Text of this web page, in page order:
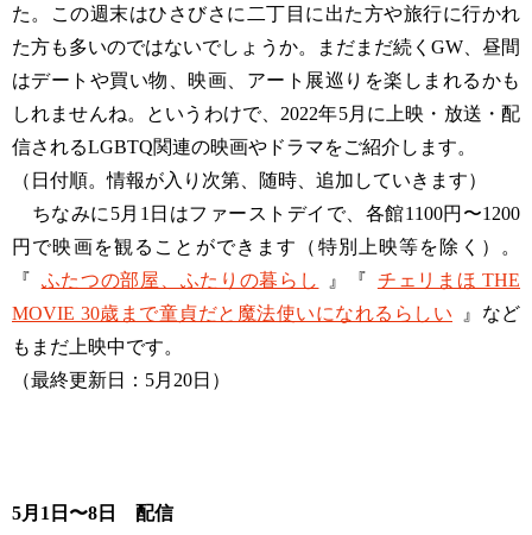
た。この週末はひさびさに二丁目に出た方や旅行に行かれ
た方も多いのではないでしょうか。まだまだ続くGW、昼間
はデートや買い物、映画、アート展巡りを楽しまれるかも
しれませんね。というわけで、2022年5月に上映・放送・配
信されるLGBTQ関連の映画やドラマをご紹介します。
（日付順。情報が入り次第、随時、追加していきます）
ちなみに5月1日はファーストデイで、各館1100円〜1200
円で映画を観ることができます（特別上映等を除く）。
『 ふたつの部屋、ふたりの暮らし 』『 チェリまほ THE
MOVIE 30歳まで童貞だと魔法使いになれるらしい
』など
もまだ上映中です。
（最終更新日：5月20日）
5月1日〜8日 配信